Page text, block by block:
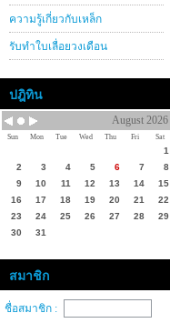
ความรู้เกี่ยวกับเหล็ก
รับทำใบเลื่อยวงเดือน
ปฎิทิน
August 2026
Sun Mon Tue Wed Thu Fri Sat
1
2
3 4 5 6 7
8
9
10 11 12 13 14
15
16
17 18 19 20 21
22
23
24 25 26 27 28
29
30
31
สมาชิก
ชื่อสมาชิก :